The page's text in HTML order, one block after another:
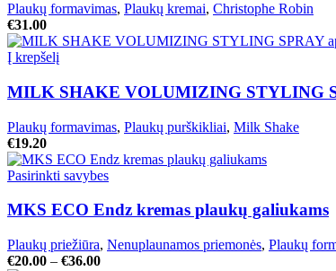
Plaukų formavimas, Plaukų kremai, Christophe Robin
€31.00
Į krepšelį
MILK SHAKE VOLUMIZING STYLING
Plaukų formavimas, Plaukų purškikliai, Milk Shake
€19.20
Pasirinkti savybes
MKS ECO Endz kremas plaukų galiukams
Plaukų priežiūra, Nenuplaunamos priemonės, Plaukų
€20.00 – €36.00